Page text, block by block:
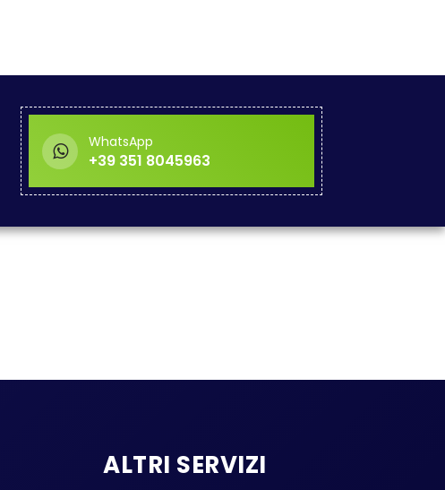
WhatsApp
+39 351 8045963
ALTRI SERVIZI